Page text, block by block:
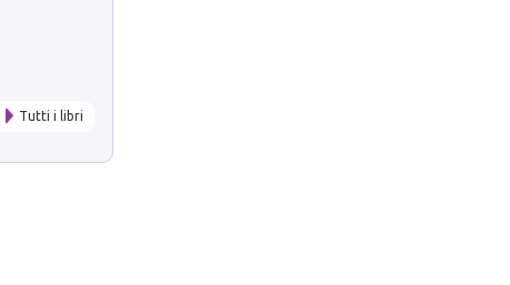
Tutti i libri